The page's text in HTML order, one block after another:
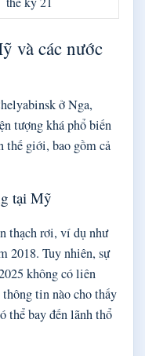
và các nước
ở Nga,
tượng khá phổ biến
thế giới, bao gồm cả
tại Mỹ
thạch rơi, ví dụ như
2018. Tuy nhiên, sự
không có liên
tin nào cho thấy
thể bay đến lãnh thổ